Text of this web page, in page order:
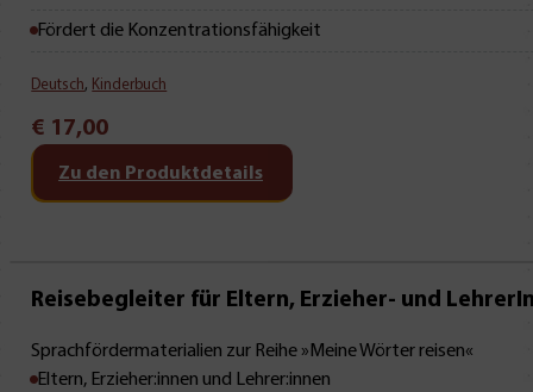
Fördert die Konzentrationsfähigkeit
Deutsch, Kinderbuch
€ 17,00
Zu den Produktdetails
Reisebegleiter für Eltern, Erzieher- und
Sprachfördermaterialien zur Reihe »Meine Wörter reisen«
Eltern, Erzieher:innen und Lehrer:innen